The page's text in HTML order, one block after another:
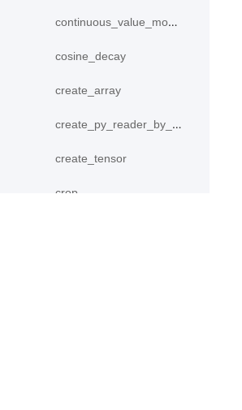
continuous_value_model
cosine_decay
create_array
create_py_reader_by_data
create_tensor
crop